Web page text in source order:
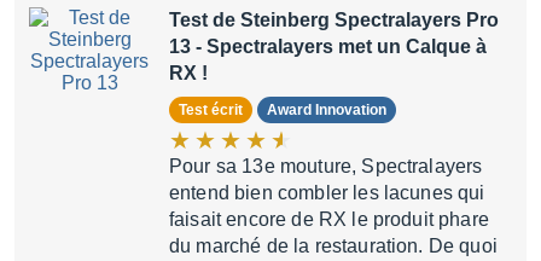
Test de Steinberg Spectralayers Pro
13 - Spectralayers met un Calque à
RX !
Test écrit Award Innovation
Pour sa 13e mouture, Spectralayers
entend bien combler les lacunes qui
faisait encore de RX le produit phare
du marché de la restauration. De quoi